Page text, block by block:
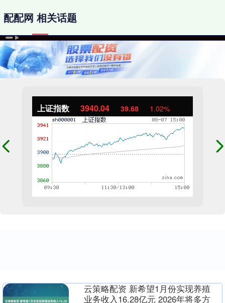
上证指数 3940.04 39.68 1.02%
配配网 相关话题
云策略配资 新希望1月份实现养殖
业务收入16.28亿元 2026年将多方